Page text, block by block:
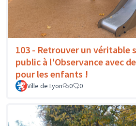
103 - Retrouver un véritable
public à l'Observance avec
pour les enfants !
Ville de Lyon 0 0